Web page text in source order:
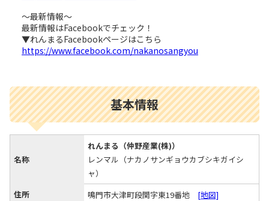
～最新情報～
最新情報はFacebookでチェック！
▼れんまるFacebookページはこちら
https://www.facebook.com/nakanosangyou
基本情報
名称
れんまる（仲野産業(株)）
レンマル（ナカノサンギョウカブシキガイシ
ャ）
住所
鳴門市大津町段関字東19番地 [地図]